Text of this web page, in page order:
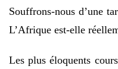
Souffrons-nous d’une
L’Afrique est-elle
Les plus éloquents